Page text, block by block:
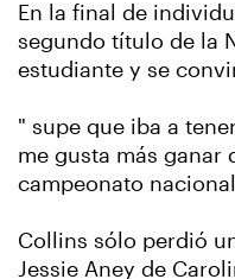
En la final de
segundo título de la
estudiante y se
" supe que iba a
me gusta más ganar
campeonato
Collins sólo perdió
Jessie Aney de